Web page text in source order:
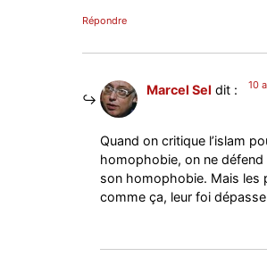
Répondre
Marcel Sel dit : 10
Quand on critique l’islam
homophobie, on ne défend
son homophobie. Mais les
comme ça, leur foi